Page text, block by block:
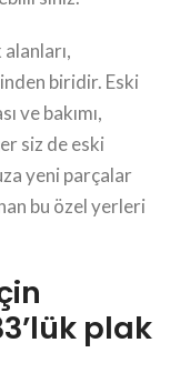
biridir. Eski
ve bakımı,
siz de eski
yeni parçalar
bu özel yerleri
plak